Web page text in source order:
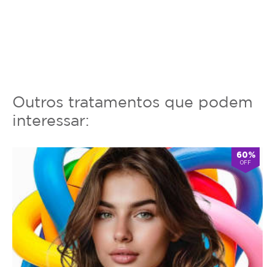
Outros tratamentos que podem
interessar:
60%
OFF